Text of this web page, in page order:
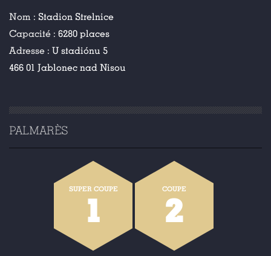
Nom : Stadion Strelnice
Capacité : 6280 places
Adresse : U stadiónu 5
466 01 Jablonec nad Nisou
PALMARÈS
SUPER COUPE
1
COUPE
2